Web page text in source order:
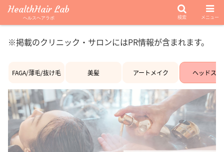
※掲載のクリニック・サロンにはPR情報が含まれます。
FAGA/薄毛/抜け毛 美髪 アートメイク ヘッドスパ
HealthHair Lab
ヘルスヘアラボ 検索 メニュー